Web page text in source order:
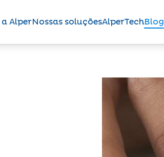
a AlperNossas soluçõesAlperTechBlog